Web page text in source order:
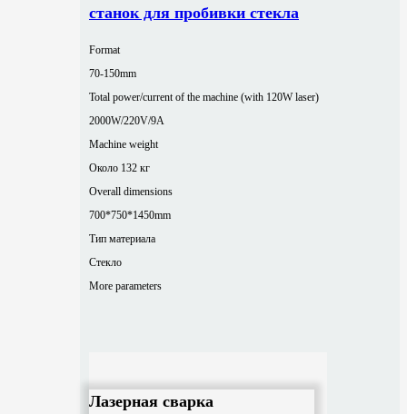
станок для пробивки стекла
Format
70-150mm
Total power/current of the machine (with 120W laser)
2000W/220V/9A
Machine weight
Около 132 кг
Overall dimensions
700*750*1450mm
Тип материала
Стекло
More parameters
Лазерная сварка